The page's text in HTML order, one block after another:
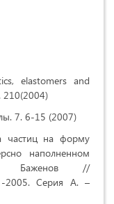
elastomers and
210(2004)
7. 6-15 (2007)
частиц на форму
наполненном
Баженов //
-2005. Серия А. –